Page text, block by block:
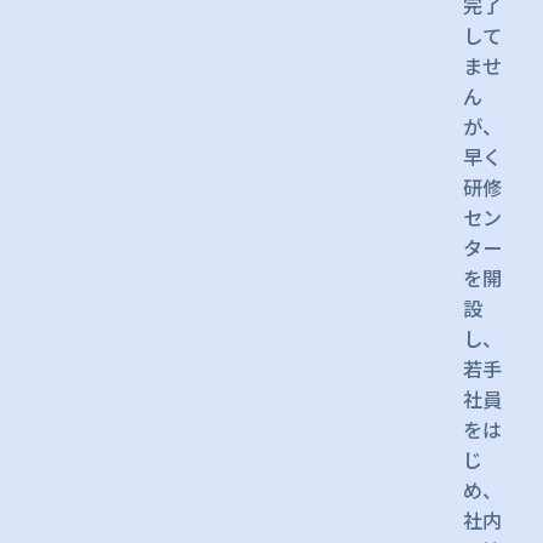
して
ませ
ん
が、
早く
研修
セン
ター
を開
設
し、
若手
社員
をは
じ
め、
社内